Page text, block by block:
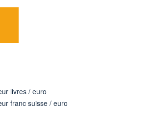
livres / euro
franc suisse / euro